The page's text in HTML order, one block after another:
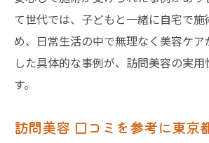
訪問美容体験で満足度を高
説
利用者が語る訪問美容の満
訪問美容体験をより良くす
て世代では、子どもと一緒に自宅で
め、日常生活の中で無理なく美容ケア
した具体的な事例が、訪問美容の実
す。
訪問美容 口コミを参考に東京